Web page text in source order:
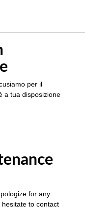
per il
a tua disposizione
for any
to contact